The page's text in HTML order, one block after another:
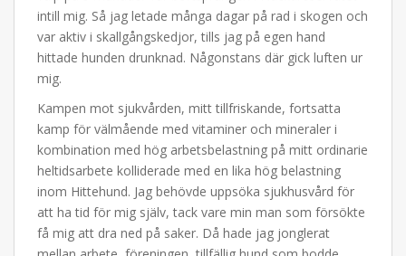
intill mig. Så jag letade många dagar på rad i skogen och
var aktiv i skallgångskedjor, tills jag på egen hand
hittade hunden drunknad. Någonstans där gick luften ur
mig.
Kampen mot sjukvården, mitt tillfriskande, fortsatta
kamp för välmående med vitaminer och mineraler i
kombination med hög arbetsbelastning på mitt ordinarie
heltidsarbete kolliderade med en lika hög belastning
inom Hittehund. Jag behövde uppsöka sjukhusvård för
att ha tid för mig själv, tack vare min man som försökte
få mig att dra ned på saker. Då hade jag jonglerat